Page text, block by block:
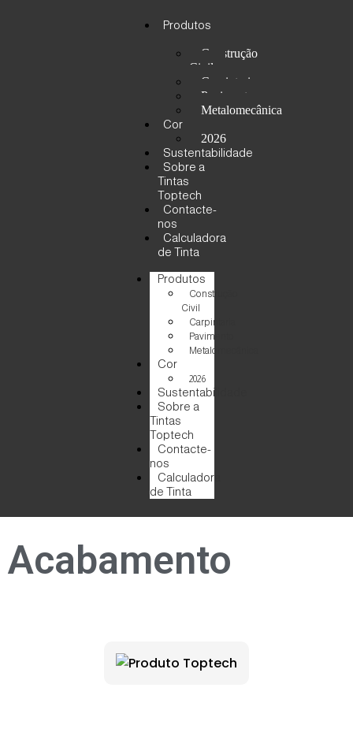
Produtos
Construção
Civil
Carpintaria
Pavimento
Metalomecânica
Cor
2026
Sustentabilidade
Sobre a
Tintas
Toptech
Contacte-
nos
Calculadora
de Tinta
Produtos
Construção
Civil
Carpintaria
Pavimento
Metalomecânica
Cor
2026
Sustentabilidade
Sobre a
Tintas
Toptech
Contacte-
nos
Calculadora
de Tinta
Acabamento